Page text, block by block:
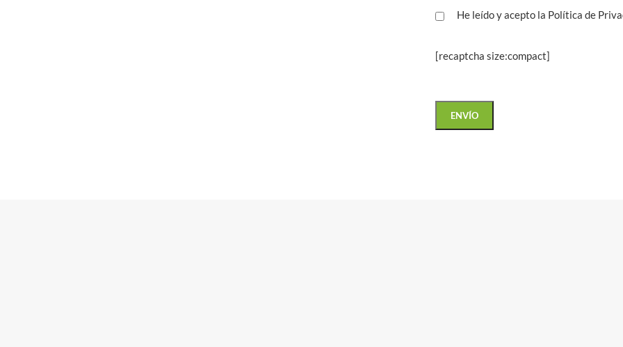
He leído y acepto la Política de
[recaptcha size:compact]